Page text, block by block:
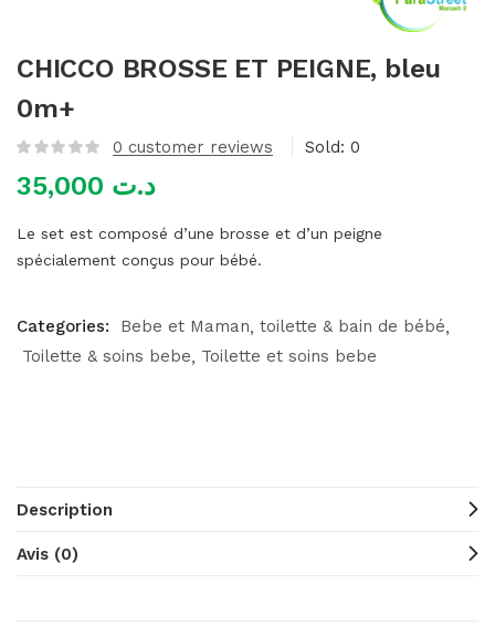
CHICCO BROSSE ET PEIGNE, bleu
0m+
0 customer reviews Sold: 0
د.ت
Le set est composé d’une brosse et d’un peigne
spécialement conçus pour bébé.
Categories: Bebe et Maman toilette & bain de bébé
Toilette & soins bebe
Toilette et soins bebe
Description
Avis (0)